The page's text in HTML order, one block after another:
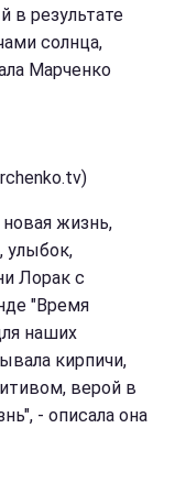
в результате
солнца,
Марченко
жизнь,
улыбок,
Лорак с
"Время
наших
кирпичи,
верой в
- описала она